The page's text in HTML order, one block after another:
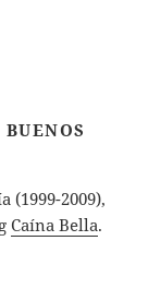
(1999-2009),
Caína Bella.